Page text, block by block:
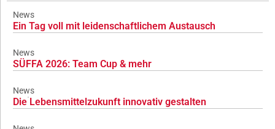
News
Ein Tag voll mit leidenschaftlichem Austausch
News
SÜFFA 2026: Team Cup & mehr
News
Die Lebensmittelzukunft innovativ gestalten